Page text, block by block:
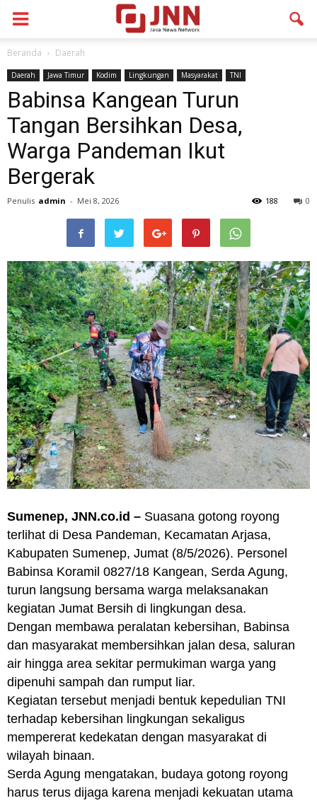
Beranda Daerah
Daerah Jawa Timur Kodim Lingkungan Masyarakat TNI
Babinsa Kangean Turun
Tangan Bersihkan Desa,
Warga Pandeman Ikut
Bergerak
Penulis admin - Mei 8, 2026 0
188
Sumenep, JNN.co.id – Suasana gotong royong
terlihat di Desa Pandeman, Kecamatan Arjasa,
Kabupaten Sumenep, Jumat (8/5/2026). Personel
Babinsa Koramil 0827/18 Kangean, Serda Agung,
turun langsung bersama warga melaksanakan
kegiatan Jumat Bersih di lingkungan desa.
Dengan membawa peralatan kebersihan, Babinsa
dan masyarakat membersihkan jalan desa, saluran
air hingga area sekitar permukiman warga yang
dipenuhi sampah dan rumput liar.
Kegiatan tersebut menjadi bentuk kepedulian TNI
terhadap kebersihan lingkungan sekaligus
mempererat kedekatan dengan masyarakat di
wilayah binaan.
Serda Agung mengatakan, budaya gotong royong
harus terus dijaga karena menjadi kekuatan utama